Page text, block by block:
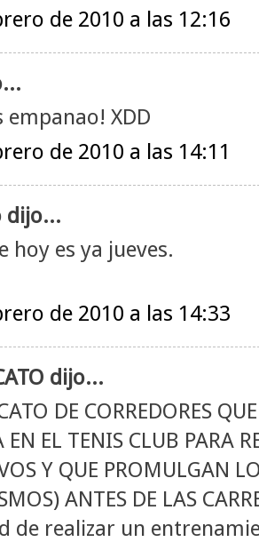
de 2010 a las 12:16
empanao! XDD
de 2010 a las 14:11
dijo...
hoy es ya jueves.
de 2010 a las 14:33
dijo...
DE CORREDORES
EL TENIS CLUB PARA
Y QUE PROMULGAN
ANTES DE LAS
de realizar un